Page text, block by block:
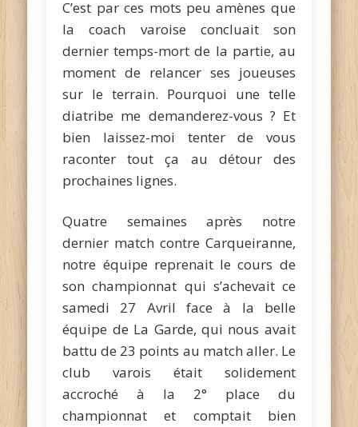
C’est par ces mots peu amènes que
la coach varoise concluait son
dernier temps-mort de la partie, au
moment de relancer ses joueuses
sur le terrain. Pourquoi une telle
diatribe me demanderez-vous ? Et
bien laissez-moi tenter de vous
raconter tout ça au détour des
prochaines lignes.
Quatre semaines après notre
dernier match contre Carqueiranne,
notre équipe reprenait le cours de
son championnat qui s’achevait ce
samedi 27 Avril face à la belle
équipe de La Garde, qui nous avait
battu de 23 points au match aller. Le
club varois était solidement
accroché à la 2° place du
championnat et comptait bien